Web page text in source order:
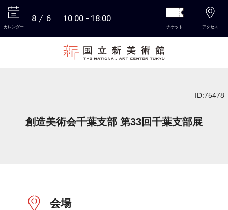
カレンダー
8 6 10:00 18:00
チケット アクセス
ID:75478
創造美術会千葉支部 第33回千葉支部展
会場